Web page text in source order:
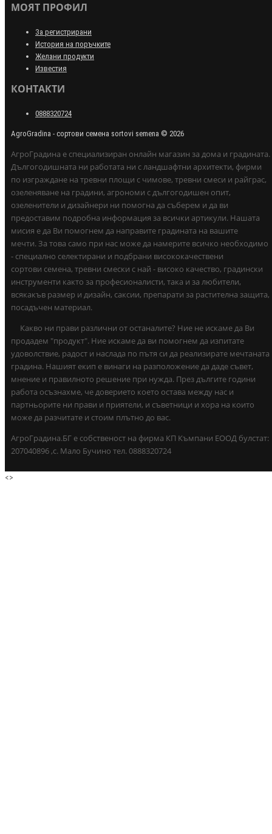
МОЯТ ПРОФИЛ
За регистрирани
История на поръчките
Желани продукти
Известия
КОНТАКТИ
0888320724
AgroGradina - сортови семена sortovi semena © 2026
АгроГрадина е специализиран онлайн магазин за дома и градината.
Дългогодишната ни работата ни с ландшафтни архитекти, фирми
по изграждане на тревни площи с чимове, тревни смеси и райграс,
озеленяване на градини, агрономи с дългогодишен опит,
озеленители и дизайнери ни помогна да съберем и да ви
предоставим подробна информация за всички артикули. Нашата
мисия е да Ви помогнем да направите градината на вашите
мечти. За това само при нас може да намерите всичко необходимо
- специално селектирани и подбрани висококачествени
сортови семена, тревни смески с най - високо качество, градински
инструменти както за професионалисти, така и за любители,
всякакъв размер и дизайн, саксии, препарати за растителна защита,
посадъчен материал.
Какво ни прави различни от останалите? Ние не искаме да Ви
продадем "продукт". Ние искаме да ви помогнем да изпитате
удоволствие, радост и наслада по пътя си да реализирате мечтаната
градина. Нашият екип е винаги на разположение да даде съвет,
мнение и правилното решение при нужда. През дългите години
работа осъзнахме, че доверието което остава между нас и
партньорите ни прави и приятели, и съветници и хора на които
може да разчитате и стоим плътно до вас.
АгроГрадина.БГ е собственост на фирма КП Къмпани ЕООД булстат:
207040896 ,с. Мало Бучино тел. 0888320724
<>